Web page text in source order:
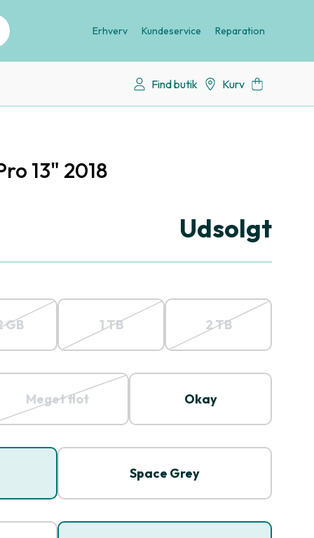
Erhverv Kundeservice Reparation
Find butik Kurv
13" 2018
Udsolgt
GB 1 TB 2 TB
Meget flot Okay
Space Grey